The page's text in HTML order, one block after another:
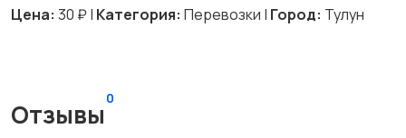
Цена: 30 ₽ | Категория: Перевозки | Город: Тулун
Отзывы
0